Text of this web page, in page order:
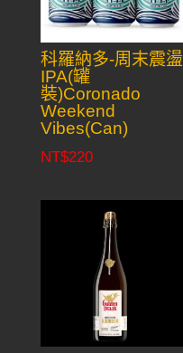
科羅納多-周末震盪
IPA(罐
裝)Coronado
Weekend
Vibes(Can)
NT$220